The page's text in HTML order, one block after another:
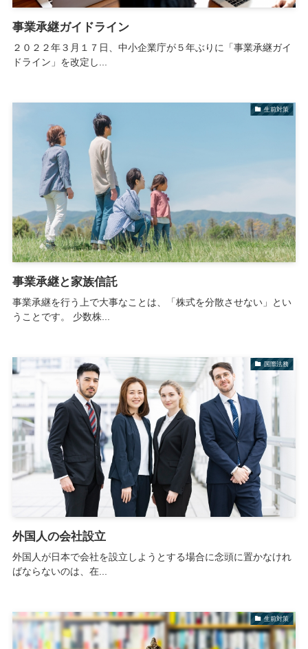
事業承継ガイドライン
２０２２年３月１７日、中小企業庁が５年ぶりに「事業承継ガイ
ドライン」を改定し...
生前対策
事業承継と家族信託
事業承継を行う上で大事なことは、「株式を分散させない」とい
うことです。 少数株...
国際法務
外国人の会社設立
外国人が日本で会社を設立しようとする場合に念頭に置かなけれ
ばならないのは、在...
生前対策